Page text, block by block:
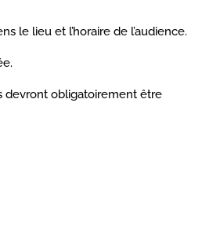
le lieu et l’horaire de l’audience.
devront obligatoirement être